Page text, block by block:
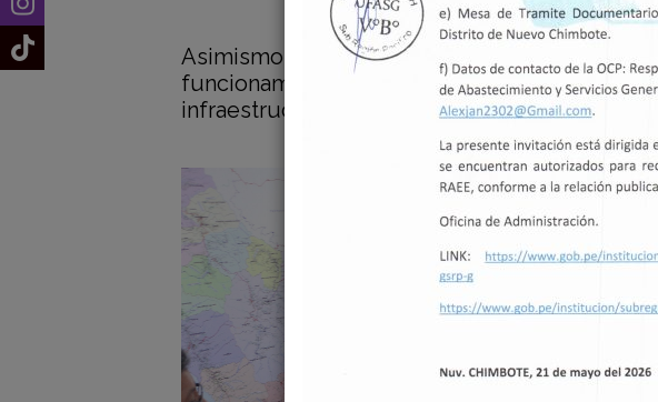
Asimismo, se contempla el equipamiento y
funcionamiento. El costo estimado para la
infraestructura moderna es de